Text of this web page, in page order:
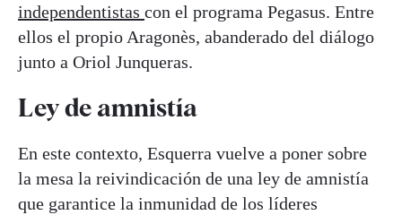
independentistas con el programa Pegasus. Entre
ellos el propio Aragonès, abanderado del diálogo
junto a Oriol Junqueras.
Ley de amnistía
En este contexto, Esquerra vuelve a poner sobre
la mesa la reivindicación de una ley de amnistía
que garantice la inmunidad de los líderes